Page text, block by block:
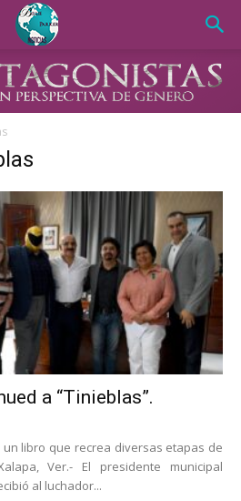
a “Tinieblas”.
libro que recrea diversas etapas de
Ver.- El presidente municipal
al luchador...